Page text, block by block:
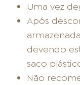
Uma vez
Após
devendo
saco
Não